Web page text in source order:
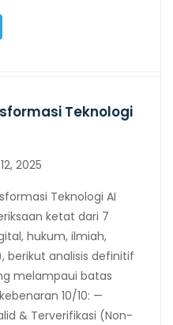
Teknologi
2025
Teknologi AI
ketat dari 7
hukum, ilmiah,
berikut analisis definitif
melampaui batas
10/10: —
& Terverifikasi (Non-